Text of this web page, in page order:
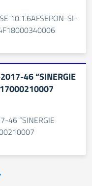
10.1.6AFSEPON-SI-
46 “SINERGIE
46 “SINERGIE
successiva